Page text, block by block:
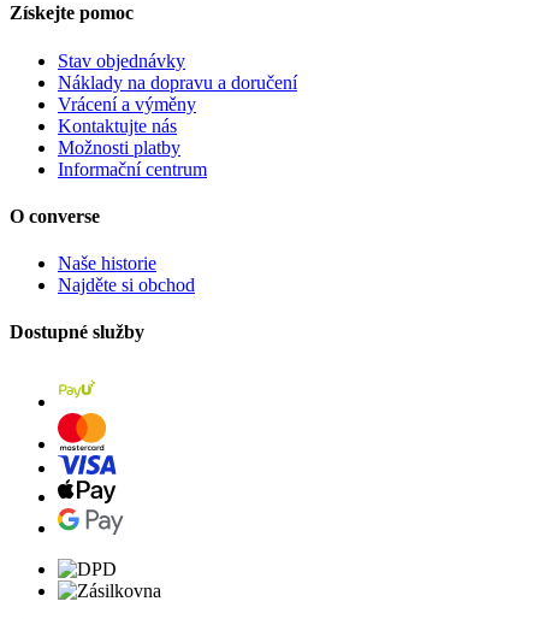
Získejte pomoc
Stav objednávky
Náklady na dopravu a doručení
Vrácení a výměny
Kontaktujte nás
Možnosti platby
Informační centrum
O converse
Naše historie
Najděte si obchod
Dostupné služby